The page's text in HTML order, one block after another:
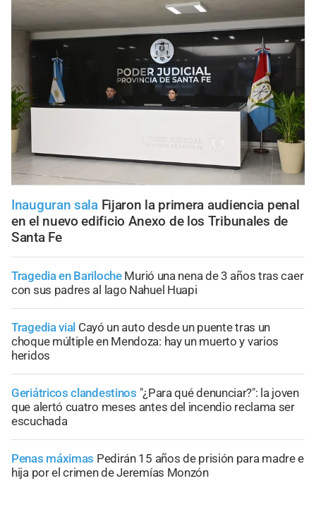
Inauguran sala Fijaron la primera audiencia penal
en el nuevo edificio Anexo de los Tribunales de
Santa Fe
Tragedia en Bariloche Murió una nena de 3 años tras caer
con sus padres al lago Nahuel Huapi
Tragedia vial Cayó un auto desde un puente tras un
choque múltiple en Mendoza: hay un muerto y varios
heridos
Geriátricos clandestinos "¿Para qué denunciar?": la joven
que alertó cuatro meses antes del incendio reclama ser
escuchada
Penas máximas Pedirán 15 años de prisión para madre e
hija por el crimen de Jeremías Monzón